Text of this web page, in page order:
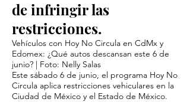
de infringir las
restricciones.
Vehículos con Hoy No Circula en CdMx y
Edomex: ¿Qué autos descansan este 6 de
junio? | Foto: Nelly Salas
Este sábado 6 de junio, el programa Hoy No
Circula aplica restricciones vehiculares en la
Ciudad de México y el Estado de México.